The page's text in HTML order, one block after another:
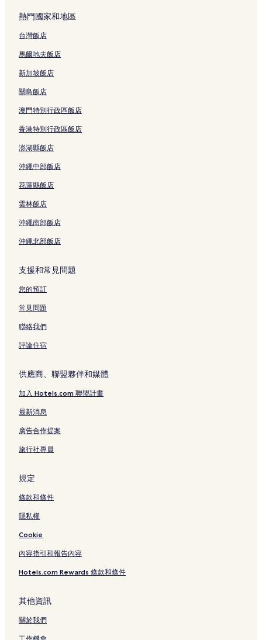
天神橋筋六丁目站附近的飯店
大阪生活居住博物館附近的飯店
京橋站附近的飯店
西梅田站附近的飯店
中崎町站附近的飯店
Hep Five 購物中心附近的飯店
淀屋橋站附近的飯店
堂島飯店
日本銀行大阪分行舊館附近的飯店
大阪府飯店
梅田空中庭園展望台附近的飯店
天神橋筋商店街附近的飯店
東梅田站附近的飯店
綱敷天神社附近的飯店
北區的設有廚房的飯店
北區的親子飯店
北區的設有健身中心的飯店
大阪的設有健身中心的飯店
大阪的設有停車場的飯店
大阪的提供免費早餐的飯店
熱門國家和地區
台灣飯店
馬爾地夫飯店
新加坡飯店
關島飯店
澳門特別行政區飯店
香港特別行政區飯店
澎湖縣飯店
沖繩中部飯店
花蓮縣飯店
雲林飯店
沖繩南部飯店
沖繩北部飯店
支援和常見問題
您的預訂
常見問題
聯絡我們
評論住宿
供應商、聯盟夥伴和媒體
加入 Hotels.com 聯盟計畫
最新消息
廣告合作提案
旅行社專員
規定
條款和條件
隱私權
Cookie
內容指引和報告內容
Hotels.com Rewards 條款和條件
其他資訊
關於我們